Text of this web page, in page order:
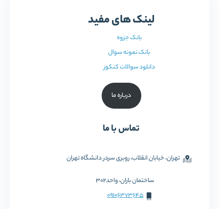
لینک های مفید
بانک جزوه
بانک نمونه سوال
دانلود سوالات کنکور
درباره ما
تماس با ما
تهران، خیابان انقلاب، روبری سردر دانشگاه تهران
ساختمان باران، واحد302
09106373645